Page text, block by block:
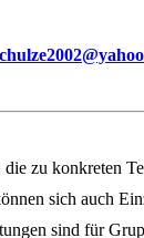
zu konkreten
sich auch
sind für